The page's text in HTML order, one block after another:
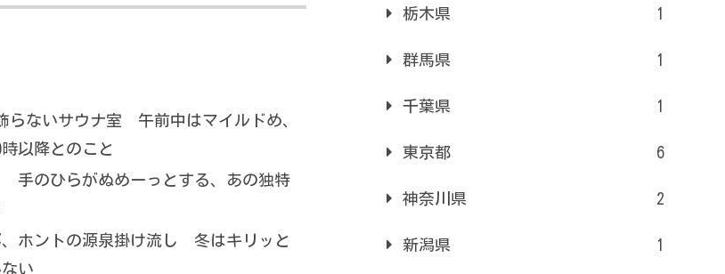
ないサウナ室 午前中はマイルドめ、
以降とのこと
のひらがぬめーっとする、あの独特
ホントの源泉掛け流し 冬はキリッと
い
栃木県 1
群馬県 1
千葉県 1
東京都 6
神奈川県 2
新潟県 1